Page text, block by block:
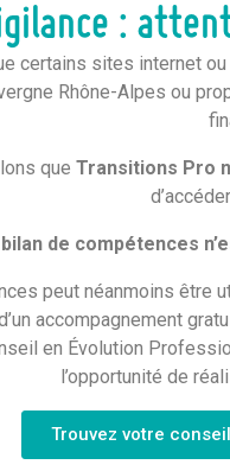
stratégique pour
sécurisation
des solutions
la formation
régionales
la réforme de la
:
certains sites internet
Rhône-Alpes ou
que Transitions Pro
de compétences
peut néanmoins être
accompagnement
en Évolution
l’opportunité de
Trouvez votre